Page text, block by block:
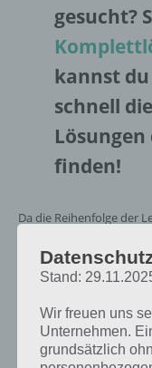
gesucht?
kannst
schnell
Lösungen
finden!
Da die Reihenfolge der
Nachfolgend findest
Eichhörnchen in der
Stand:
Wir freuen uns
Unternehmen.
grundsätzlich